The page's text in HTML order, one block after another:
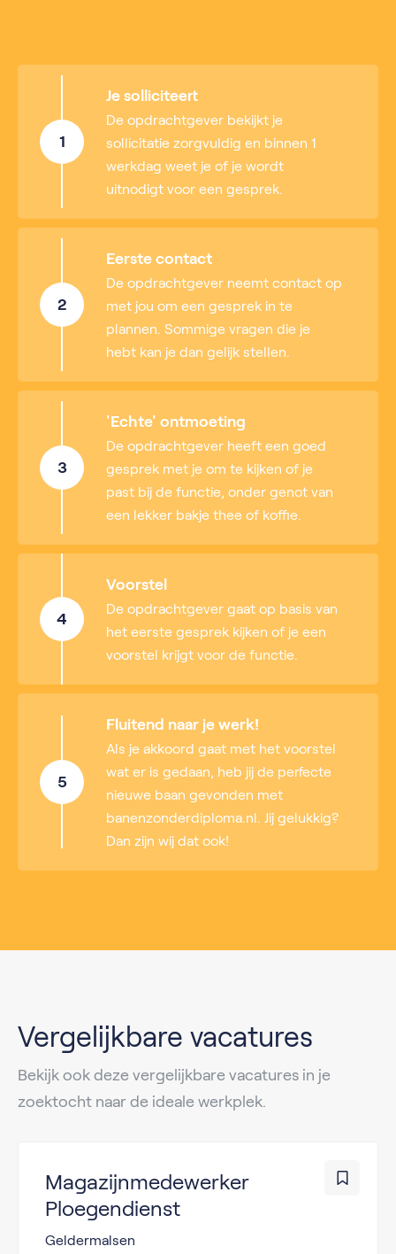
1
Je solliciteert
De opdrachtgever bekijkt je
sollicitatie zorgvuldig en binnen 1
werkdag weet je of je wordt
uitnodigt voor een gesprek.
2
Eerste contact
De opdrachtgever neemt contact op
met jou om een gesprek in te
plannen. Sommige vragen die je
hebt kan je dan gelijk stellen.
3
'Echte' ontmoeting
De opdrachtgever heeft een goed
gesprek met je om te kijken of je
past bij de functie, onder genot van
een lekker bakje thee of koffie.
4
Voorstel
De opdrachtgever gaat op basis van
het eerste gesprek kijken of je een
voorstel krijgt voor de functie.
5
Fluitend naar je werk!
Als je akkoord gaat met het voorstel
wat er is gedaan, heb jij de perfecte
nieuwe baan gevonden met
banenzonderdiploma.nl. Jij gelukkig?
Dan zijn wij dat ook!
Vergelijkbare vacatures
Bekijk ook deze vergelijkbare vacatures in je
zoektocht naar de ideale werkplek.
Magazijnmedewerker
Ploegendienst
Geldermalsen